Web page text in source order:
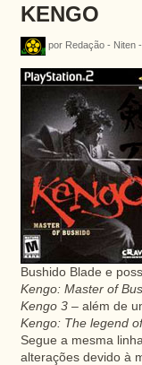
KENGO
por Redação - Niten
Bushido Blade e
Kengo: Master of
Kengo 3– além de
Kengo: The legend
Segue a mesma
alterações devido à